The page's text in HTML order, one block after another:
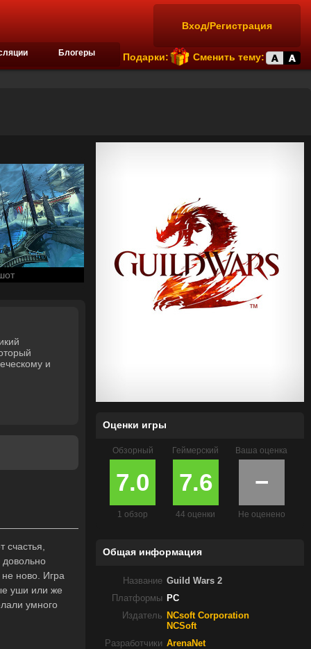
Вход/Регистрация
Подарки: Сменить тему:
Блогеры
и
ново. Игра
уши или же
умного
Оценки игры
Обзорный
7.0
1 обзор
Геймерский
7.6
44 оценки
Ваша оценка
−
Не оценено
Общая информация
Название Guild Wars 2
Платформы PC
Издатель
NCsoft Corporation
NCSoft
Разработчики ArenaNet